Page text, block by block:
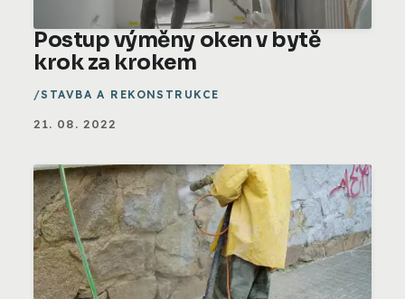
Postup výměny oken v bytě
krok za krokem
STAVBA A REKONSTRUKCE
21. 08. 2022